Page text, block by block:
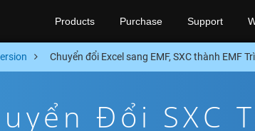
Products Purchase Support
Chuyển đổi Excel sang EMF, SXC thành EMF
Đổi SXC